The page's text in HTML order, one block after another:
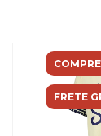
FRETE